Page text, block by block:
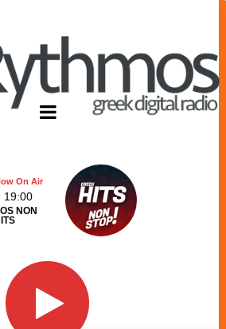
On Air
19:00
NON